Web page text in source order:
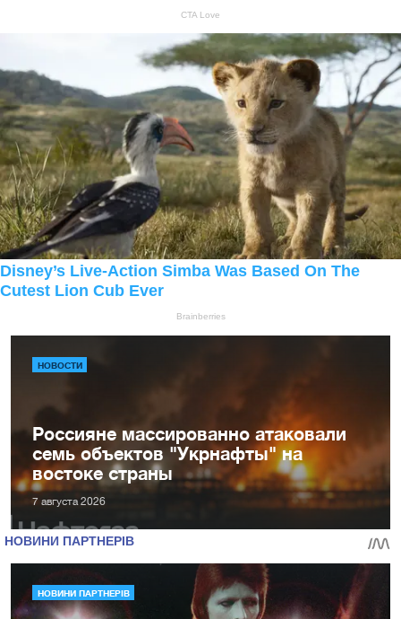
НОВОСТИ
Россияне массированно атаковали
семь объектов "Укрнафты" на
востоке страны
7 августа 2026